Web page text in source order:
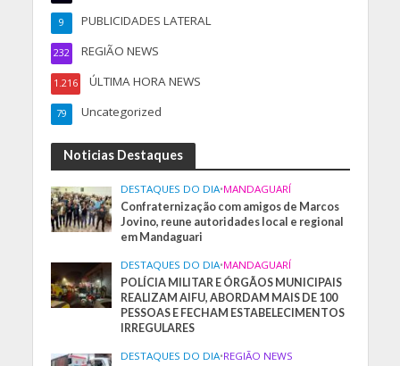
PUBLICIDADES LATERAL
9
REGIÃO NEWS
232
ÚLTIMA HORA NEWS
1.216
Uncategorized
79
Noticias Destaques
DESTAQUES DO DIA•MANDAGUARÍ
Confraternização com amigos de Marcos
Jovino, reune autoridades local e regional
em Mandaguari
DESTAQUES DO DIA•MANDAGUARÍ
POLÍCIA MILITAR E ÓRGÃOS MUNICIPAIS
REALIZAM AIFU, ABORDAM MAIS DE 100
PESSOAS E FECHAM ESTABELECIMENTOS
IRREGULARES
DESTAQUES DO DIA•REGIÃO NEWS